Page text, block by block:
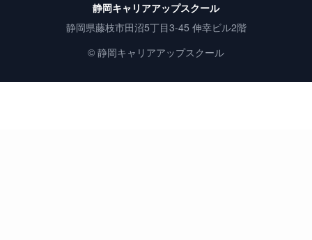
静岡キャリアアップスクール
静岡県藤枝市田沼5丁目3-45 伸幸ビル2階
© 静岡キャリアアップスクール